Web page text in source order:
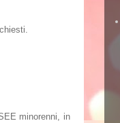
minorenni, in